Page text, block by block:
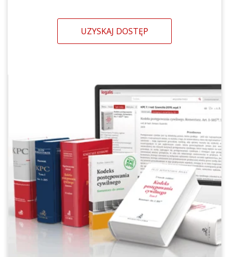
UZYSKAJ DOSTĘP